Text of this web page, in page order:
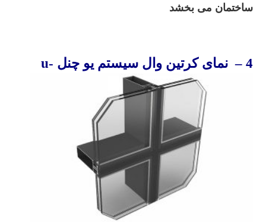
ساختمان می بخشد
4 – نمای کرتینوالسیستمیو چنل u-